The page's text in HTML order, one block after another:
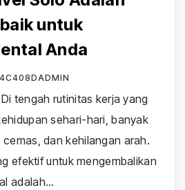
untuk
Anda
4C408DADMIN
tengah rutinitas kerja yang
sehari-hari, banyak
dan kehilangan arah.
efektif untuk mengembalikan
adalah…